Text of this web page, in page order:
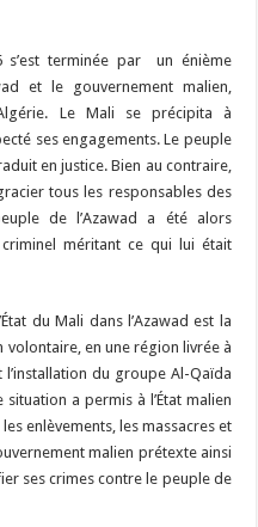
s’est terminée par un énième
et le gouvernement malien,
Le Mali se précipita à
ses engagements. Le peuple
en justice. Bien au contraire,
tous les responsables des
de l’Azawad a été alors
méritant ce qui lui était
du Mali dans l’Azawad est la
en une région livrée à
du groupe Al-Qaïda
a permis à l’État malien
enlèvements, les massacres et
malien prétexte ainsi
ses crimes contre le peuple de